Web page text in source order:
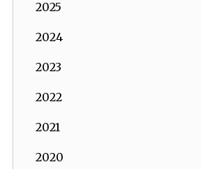
2025
2024
2023
2022
2021
2020